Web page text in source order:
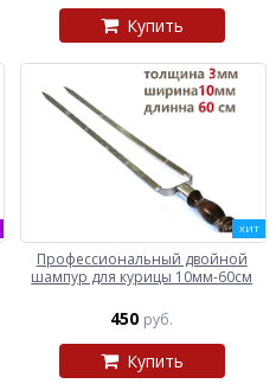
Купить
ХИТ
Профессиональный двойной
шампур для курицы 10мм-60см
450 руб.
Купить